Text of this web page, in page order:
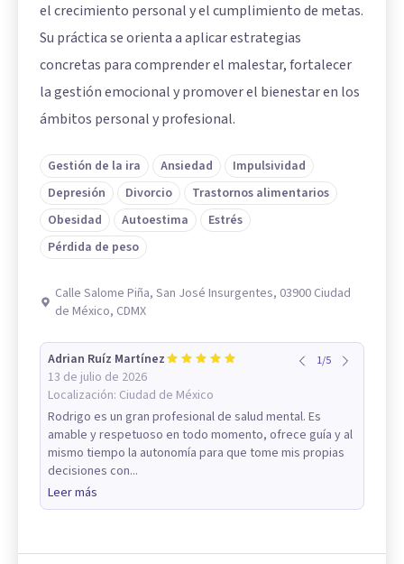
el crecimiento personal y el cumplimiento de metas.
Su práctica se orienta a aplicar estrategias
concretas para comprender el malestar, fortalecer
la gestión emocional y promover el bienestar en los
ámbitos personal y profesional.
Gestión de la ira Ansiedad
Impulsividad
Depresión
Divorcio
Trastornos alimentarios
Obesidad
Autoestima
Estrés
Pérdida de peso
Calle Salome Piña, San José Insurgentes, 03900 Ciudad
de México, CDMX
Adrian Ruíz Martínez
13 de julio de 2026
Localización: Ciudad de México
1/5
Rodrigo es un gran profesional de salud mental. Es
amable y respetuoso en todo momento, ofrece guía y al
mismo tiempo la autonomía para que tome mis propias
decisiones con...
Leer más